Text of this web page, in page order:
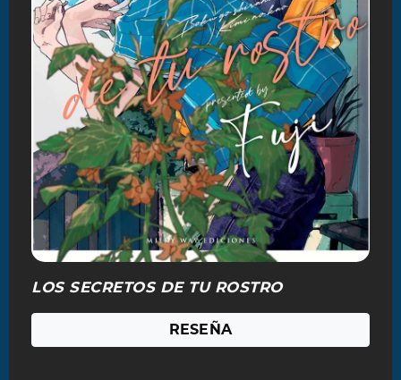
LOS SECRETOS DE TU ROSTRO
RESEÑA